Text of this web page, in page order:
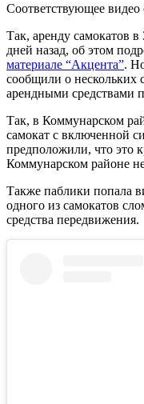
Соответствующее видео
Так, аренду самокатов в
дней назад, об этом
материале “Акцента”.
сообщили о нескольких
арендными средствами
Так, в Коммунарском
самокат с включенной
предположили, что это
Коммунарском районе
Также паблики попала
одного из самокатов
средства передвижения.